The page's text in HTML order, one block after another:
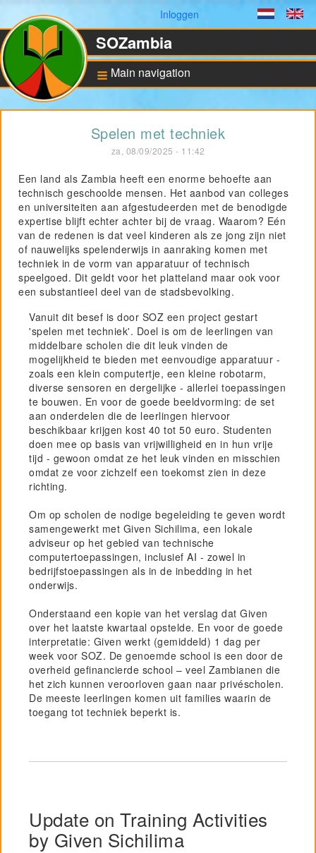
Dutch
Gebruikersmenu
Inloggen
SOZambia
Main navigation
De situatie in Zambia
Bankrekening en ANBI
status
Pilot for Vocational
Training
Computers in Technical
Applications
Engineering
Project GiVEN
Spelen met techniek
za, 08/09/2025 - 11:42
Een land als Zambia heeft een enorme behoefte aan
technisch geschoolde mensen. Het aanbod van colleges
en universiteiten aan afgestudeerden met de benodigde
expertise blijft echter achter bij de vraag. Waarom? Eén
van de redenen is dat veel kinderen als ze jong zijn niet
of nauwelijks spelenderwijs in aanraking komen met
techniek in de vorm van apparatuur of technisch
speelgoed. Dit geldt voor het platteland maar ook voor
een substantieel deel van de stadsbevolking.
Vanuit dit besef is door SOZ een project gestart
'spelen met techniek'. Doel is om de leerlingen van
middelbare scholen die dit leuk vinden de
mogelijkheid te bieden met eenvoudige apparatuur -
zoals een klein computertje, een kleine robotarm,
diverse sensoren en dergelijke - allerlei toepassingen
te bouwen. En voor de goede beeldvorming: de set
aan onderdelen die de leerlingen hiervoor
beschikbaar krijgen kost 40 tot 50 euro. Studenten
doen mee op basis van vrijwilligheid en in hun vrije
tijd - gewoon omdat ze het leuk vinden en misschien
omdat ze voor zichzelf een toekomst zien in deze
richting.
Om op scholen de nodige begeleiding te geven wordt
samengewerkt met Given Sichilima, een lokale
adviseur op het gebied van technische
computertoepassingen, inclusief AI - zowel in
bedrijfstoepassingen als in de inbedding in het
onderwijs.
Onderstaand een kopie van het verslag dat Given
over het laatste kwartaal opstelde. En voor de goede
interpretatie: Given werkt (gemiddeld) 1 dag per
week voor SOZ. De genoemde school is een door de
overheid gefinancierde school – veel Zambianen die
het zich kunnen veroorloven gaan naar privéscholen.
De meeste leerlingen komen uit families waarin de
toegang tot techniek beperkt is.
Update on Training Activities
by Given Sichilima